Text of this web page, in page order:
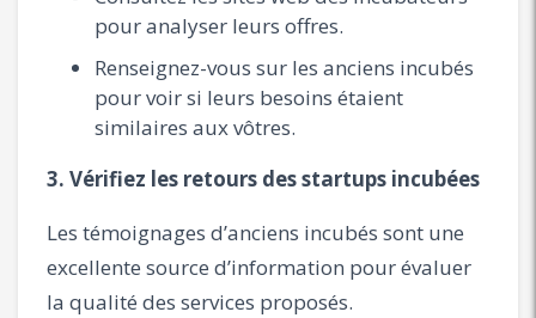
pour analyser leurs offres.
Renseignez-vous sur les anciens incubés
pour voir si leurs besoins étaient
similaires aux vôtres.
3. Vérifiez les retours des startups incubées
Les témoignages d’anciens incubés sont une
excellente source d’information pour évaluer
la qualité des services proposés.